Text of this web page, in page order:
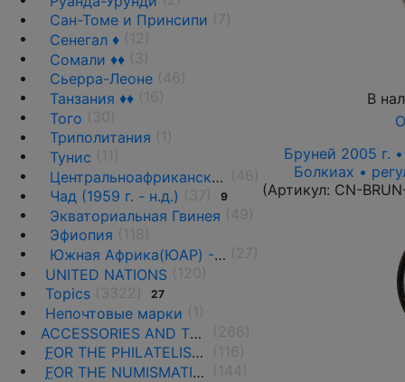
Сан-Томе и Принсипи
Сенегал ♦
Сомали ♦♦
Сьерра-Леоне
Танзания ♦♦
Того
Триполитания
Тунис
Центральноафриканская Республика ♦♦
Чад (1959 г. - н.д.)
9
Экваториальная Гвинея
Эфиопия
Южная Африка(ЮАР) - 1961 г. -н.д.
UNITED NATIONS
Topics
27
Непочтовые марки
ACCESSORIES AND THE LITERATURE
FOR THE PHILATELISTS
FOR THE NUMISMATISTS
В
Бруней 2005 г.
Болкиах •
(Артикул: CN-